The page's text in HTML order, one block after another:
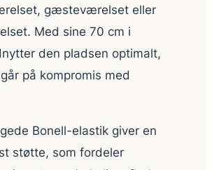
gæsteværelset eller
Med sine 70 cm i
den pladsen optimalt,
på kompromis med
Bonell-elastik giver en
støtte, som fordeler